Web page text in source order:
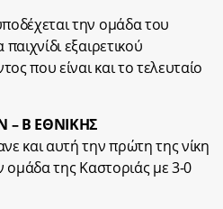
την ομάδα του
εξαιρετικού
που είναι και το τελευταίο
Β ΕΘΝΙΚΗΣ
και αυτή την πρώτη της νίκη
ομάδα της Καστοριάς με 3-0